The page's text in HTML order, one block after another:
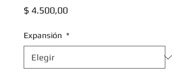
$ 4.500,00Precio
Expansión *